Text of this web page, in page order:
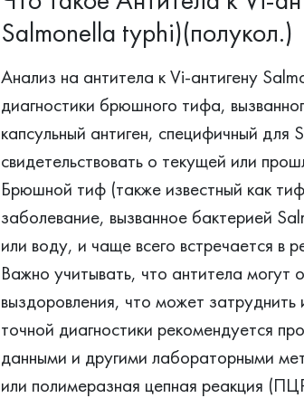
Salmonella typhi)(полукол.)
Анализ на антитела к Vi-антигену
диагностики брюшного тифа,
капсульный антиген, специфичный
свидетельствовать о текущей или
Брюшной тиф (также известный как
заболевание, вызванное бактерией
или воду, и чаще всего встречается в
Важно учитывать, что антитела могут
выздоровления, что может
точной диагностики рекомендуется
данными и другими лабораторными
или полимеразная цепная реакция